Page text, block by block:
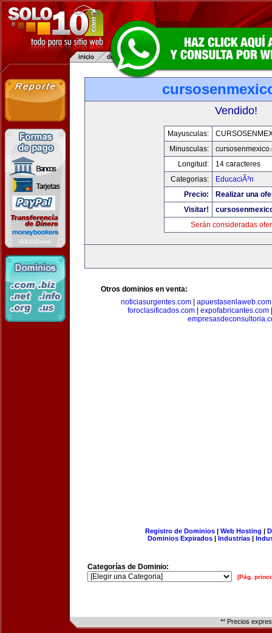
Vendido!
Mayusculas:
Minusculas:
Longitud:
14 caracteres
Categorias:
EducaciÃ³n
Precio:
Realizar una
Visitar!
Serán consideradas
Otros dominios en venta:
noticiasurgentes.com| apuestasenlaweb.com
foroclasificados.com
expofabricantes.com
Registro de Dominios| Web Hosting |
Dominios Expirados | Industrias |
Categorías de Dominio:
[Pág.
** Precios